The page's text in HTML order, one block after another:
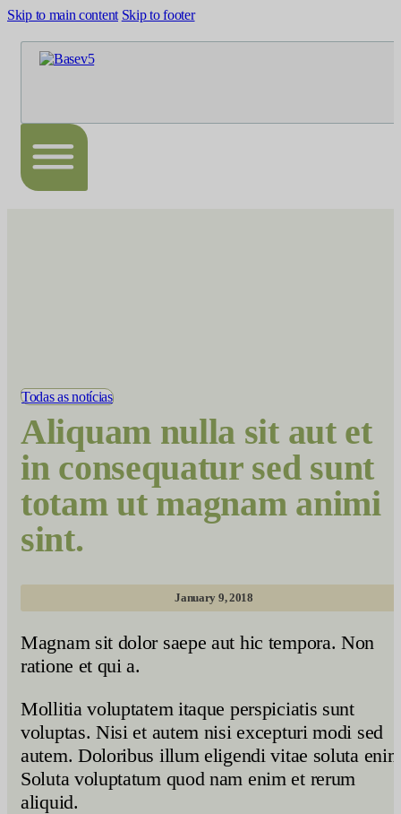
Skip to main content Skip to footer
Todas as notícias
Aliquam nulla sit aut et
in consequatur sed sunt
totam ut magnam animi
sint.
January 9, 2018
Magnam sit dolor saepe aut hic tempora. Non
ratione et qui a.
Mollitia voluptatem itaque perspiciatis sunt
voluptas. Nisi et autem nisi excepturi modi sed
autem. Doloribus illum eligendi vitae soluta
Soluta voluptatum quod nam enim et rerum
aliquid.